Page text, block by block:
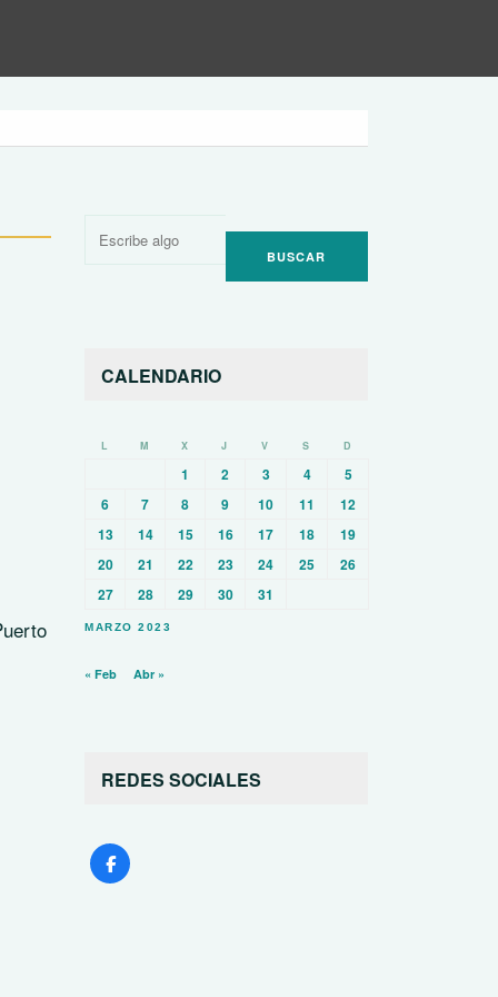
Buscar
CALENDARIO
MARZO 2023
L M X J V S D
1 2 3 4
5
6
7 8 9 10 11
12
13
14 15 16 17 18
19
20
21 22 23 24 25
26
27
28 29 30 31
« Feb Abr »
REDES SOCIALES